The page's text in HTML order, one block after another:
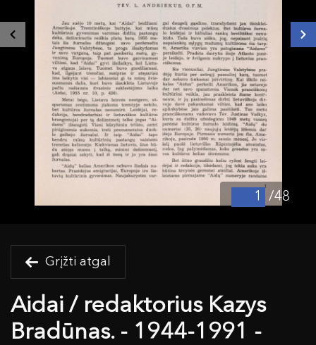
/48
Grįžti atgal
Aidai / redaktorius Kazys
Bradūnas. - 1944-1991 -